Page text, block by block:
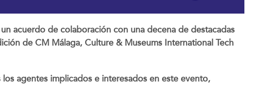
acuerdo de colaboración con una decena de destacadas
de CM Málaga, Culture & Museums International Tech
agentes implicados e interesados en este evento,